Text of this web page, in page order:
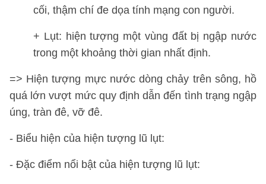
cối, thậm chí đe dọa tính mạng con người.
+ Lụt: hiện tượng một vùng đất bị ngập nước
trong một khoảng thời gian nhất định.
=> Hiện tượng mực nước dòng chảy trên sông, hồ
quá lớn vượt mức quy định dẫn đến tình trạng ngập
úng, tràn đê, vỡ đê.
- Biểu hiện của hiện tượng lũ lụt:
- Đặc điểm nổi bật của hiện tượng lũ lụt: